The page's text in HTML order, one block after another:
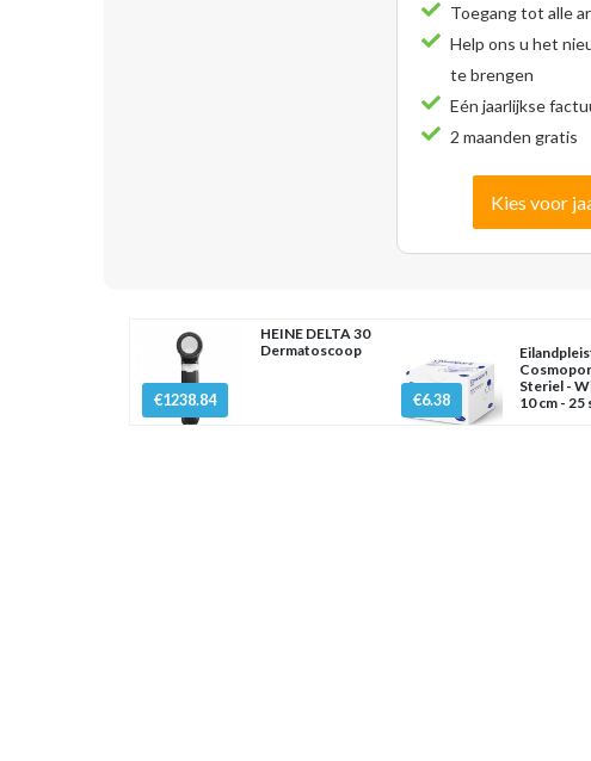
Toegang tot alle
Help ons u het
te brengen
Eén jaarlijkse
2 maanden gratis
Kies voor
€1238.84
HEINE DELTA 30
Dermatoscoop
€6.38
Cosmopor
Steriel -
10 cm - 25